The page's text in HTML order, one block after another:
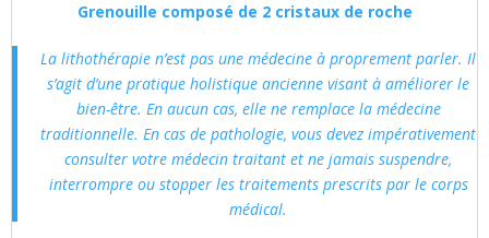
Grenouille composé de 2 cristaux de roche
La lithothérapie n’est pas une médecine à proprement parler. Il
s’agit d’une pratique holistique ancienne visant à améliorer le
bien-être. En aucun cas, elle ne remplace la médecine
traditionnelle. En cas de pathologie, vous devez impérativement
consulter votre médecin traitant et ne jamais suspendre,
interrompre ou stopper les traitements prescrits par le corps
médical.